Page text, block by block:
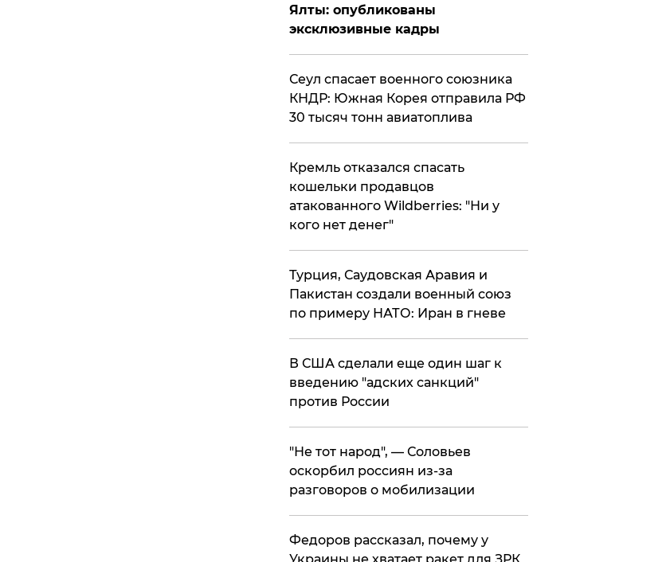
Ялты: опубликованы
эксклюзивные кадры
​Сеул спасает военного союзника
КНДР: Южная Корея отправила РФ
30 тысяч тонн авиатоплива
Кремль отказался спасать
кошельки продавцов
атакованного Wildberries: "Ни у
кого нет денег"
Турция, Саудовская Аравия и
Пакистан создали военный союз
по примеру НАТО: Иран в гневе
В США сделали еще один шаг к
введению "адских санкций"
против России
​"Не тот народ", — Соловьев
оскорбил россиян из-за
разговоров о мобилизации
Федоров рассказал, почему у